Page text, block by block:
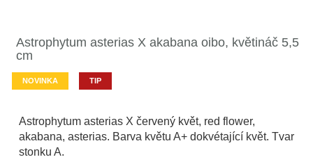
Astrophytum asterias X akabana oibo, květináč 5,5
cm
NOVINKA TIP
Astrophytum asterias X červený květ, red flower,
akabana, asterias. Barva květu A+ dokvétající květ. Tvar
stonku A.